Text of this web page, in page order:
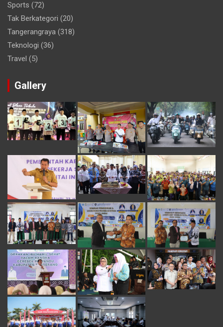
Sports (72)
Tak Berkategori (20)
Tangerangraya (318)
Teknologi (36)
Travel (5)
Gallery